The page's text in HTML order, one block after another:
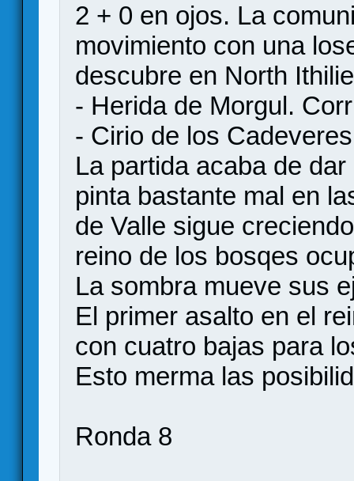
2 + 0 en ojos. La
movimiento con una
descubre en North
- Herida de Morgul.
- Cirio de los
La partida acaba de
pinta bastante mal en
de Valle sigue
reino de los bosqes
La sombra mueve sus
El primer asalto en el
con cuatro bajas para
Esto merma las
Ronda 8